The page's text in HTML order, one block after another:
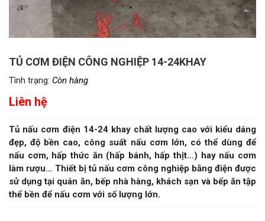
TỦ CƠM ĐIỆN CÔNG NGHIỆP 14-24KHAY
Tình trạng: Còn hàng
Liên hệ
Tủ nấu cơm điện 14-24 khay chất lượng cao với kiểu dáng
đẹp, độ bền cao, công suất nấu cơm lớn, có thể dùng để
nấu cơm, hấp thức ăn (hấp bánh, hấp thịt…) hay nấu cơm
làm rượu… Thiết bị tủ nấu cơm công nghiệp bằng điện được
sử dụng tại quán ăn, bếp nhà hàng, khách sạn và bếp ăn tập
thể bền để nấu cơm với số lượng lớn.